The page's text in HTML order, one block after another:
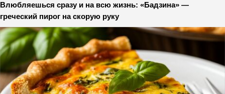
Влюбляешься сразу и на всю жизнь: «Бадзина» —
греческий пирог на скорую руку